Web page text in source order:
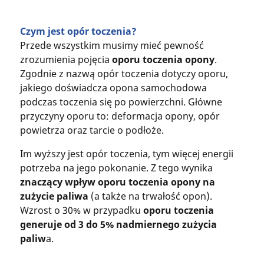
Czym jest opór toczenia?
Przede wszystkim musimy mieć pewność
zrozumienia pojęcia oporu toczenia opony.
Zgodnie z nazwą opór toczenia dotyczy oporu,
jakiego doświadcza opona samochodowa
podczas toczenia się po powierzchni. Główne
przyczyny oporu to: deformacja opony, opór
powietrza oraz tarcie o podłoże.
Im wyższy jest opór toczenia, tym więcej energii
potrzeba na jego pokonanie. Z tego wynika
znaczący wpływ oporu toczenia opony na
zużycie paliwa (a także na trwałość opon).
Wzrost o 30% w przypadku oporu toczenia
generuje od 3 do 5% nadmiernego zużycia
paliwa.